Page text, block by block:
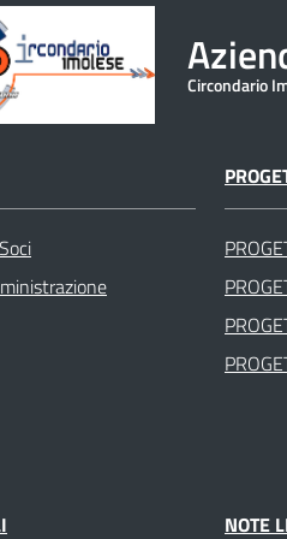
Circondario
NOTE